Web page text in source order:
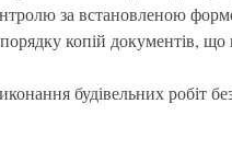
за встановленою
копій документів, що
будівельних робіт